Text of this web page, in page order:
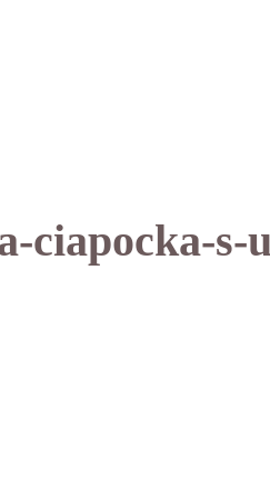
ciapocka-